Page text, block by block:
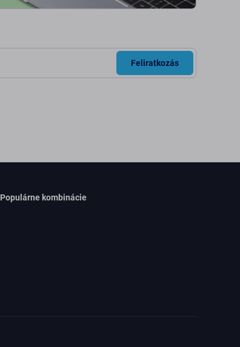
Feliratkozás
Populárne kombinácie